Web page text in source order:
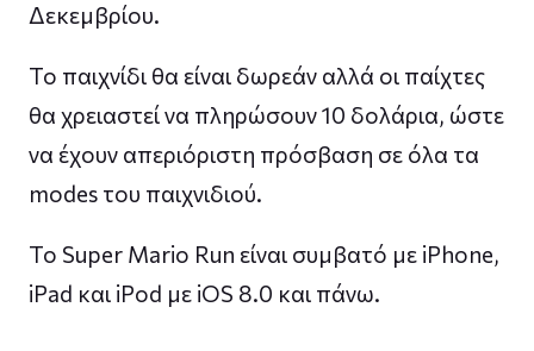
Δεκεμβρίου.
Το παιχνίδι θα είναι δωρεάν αλλά οι παίχτες
θα χρειαστεί να πληρώσουν 10 δολάρια, ώστε
να έχουν απεριόριστη πρόσβαση σε όλα τα
modes του παιχνιδιού.
Το Super Mario Run είναι συμβατό με iPhone,
iPad και iPod με iOS 8.0 και πάνω.